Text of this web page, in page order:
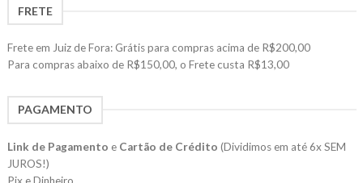
FRETE
Frete em Juiz de Fora: Grátis para compras acima de R$200,00
Para compras abaixo de R$150,00, o Frete custa R$13,00
PAGAMENTO
Link de Pagamento e Cartão de Crédito (Dividimos em até 6x SEM
JUROS!)